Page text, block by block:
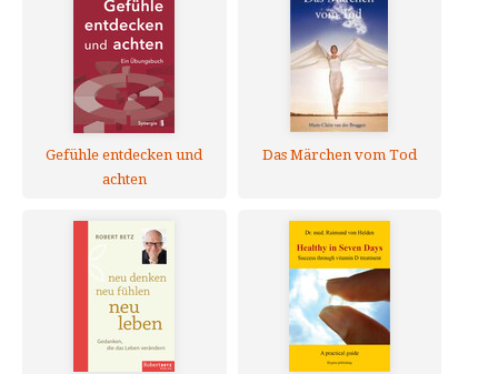
Gefühle entdecken und
achten
Das Märchen vom Tod